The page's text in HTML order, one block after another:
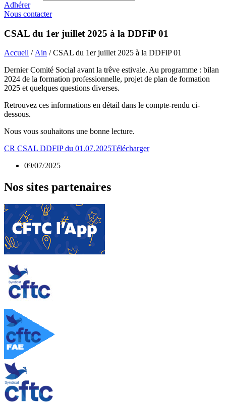
Adhérer
Nous contacter
CSAL du 1er juillet 2025 à la DDFiP 01
Accueil /Ain / CSAL du 1er juillet 2025 à la DDFiP 01
Dernier Comité Social avant la trêve estivale. Au programme : bilan
2024 de la formation professionnelle, projet de plan de formation
2025 et quelques questions diverses.
Retrouvez ces informations en détail dans le compte-rendu ci-
dessous.
Nous vous souhaitons une bonne lecture.
CR CSAL DDFIP du 01.07.2025Télécharger
09/07/2025
Nos sites partenaires